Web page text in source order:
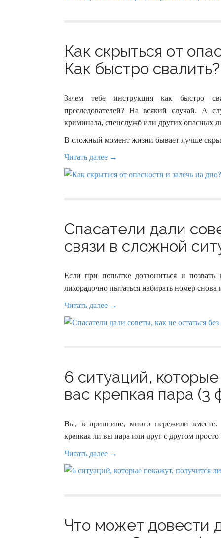
Как скрыться от
Как быстро
Зачем тебе инструкция как быстро
преследователей? На всякий случай. А
криминала, спецслужб или других опасных
В сложный момент жизни бывает лучше
Читать далее →
Спасатели дали
связи в сложной
Если при попытке дозвониться и
лихорадочно пытаться набирать номер снова
Читать далее →
6 ситуаций,
вас крепкая пара (3
Вы, в принципе, много пережили вместе.
крепкая ли вы пара или друг с другом просто
Читать далее →
Что может довести